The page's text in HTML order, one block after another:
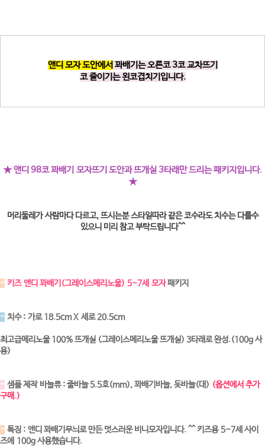
앤디 모자 도안에서 꽈배기는 오른코 3코 교차뜨기
코 줄이기는 왼코겹치기입니다.
★ 앤디 98코 꽈배기 모자뜨기 도안과 뜨개실 3타래만 드리는 패키지입니다.
★
머리둘레가 사람마다 다르고, 뜨시는분 스타일따라 같은 코수라도 치수는 다를수
있으니 미리 참고 부탁드립니다^^
- 키즈 앤디 꽈배기(그레이스메리노울) 5~7세 모자패키지
- 치수 : 가로 18.5cm X 세로 20.5cm
최고급메리노울 100% 뜨개실 (그레이스메리노울 뜨개실) 3타래로 완성.(100g 사
용)
- 샘플 제작 바늘류 : 줄바늘 5.5호(mm), 꽈배기바늘, 돗바늘(대) (옵션에서 추가
구매.)
- 특징 : 앤디 꽈배기무늬로 만든 멋스러운 비니모자입니다. ^^ 키즈용 5~7세 사이
즈에 100g 사용했습니다.